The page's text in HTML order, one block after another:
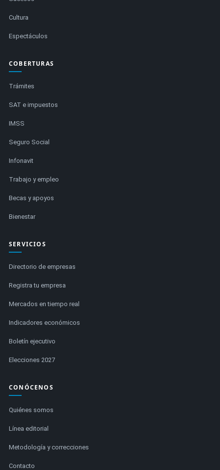
Cultura
Espectáculos
COBERTURAS
Trámites
SAT e impuestos
IMSS
Seguro Social
Infonavit
Trabajo y empleo
Becas y apoyos
Bienestar
SERVICIOS
Directorio de empresas
Registra tu empresa
Mercados en tiempo real
Indicadores económicos
Boletín ejecutivo
Elecciones 2027
CONÓCENOS
Quiénes somos
Línea editorial
Metodología y correcciones
Contacto